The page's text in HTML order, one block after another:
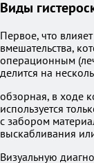
Виды
Первое, что
вмешательства,
операционным
делится на
обзорная, в ходе
используется
с забором
выскабливания
Визуальную